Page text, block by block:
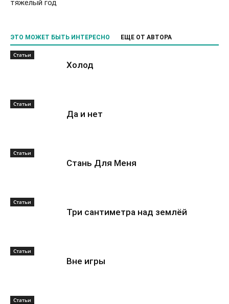
тяжелый год
ЭТО МОЖЕТ БЫТЬ ИНТЕРЕСНО ЕЩЕ ОТ АВТОРА
Статьи
Холод
Статьи
Да и нет
Статьи
Стань Для Меня
Статьи
Три сантиметра над землёй
Статьи
Вне игры
Статьи